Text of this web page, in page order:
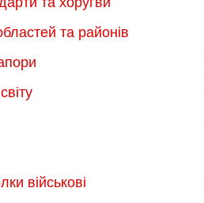
та районів
військові